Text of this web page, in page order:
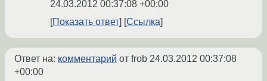
24.03.2012 00:37:08 +00:00
Показать ответ
Ссылка
Ответ на: комментарий от frob 24.03.2012 00:37:08
+00:00